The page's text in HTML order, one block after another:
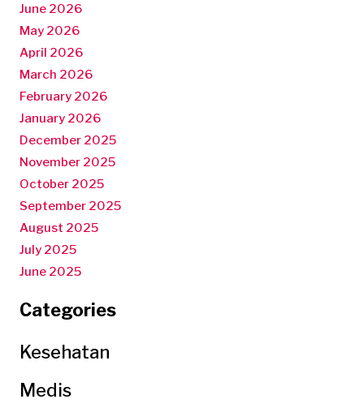
June 2026
May 2026
April 2026
March 2026
February 2026
January 2026
December 2025
November 2025
October 2025
September 2025
August 2025
July 2025
June 2025
Categories
Kesehatan
Medis